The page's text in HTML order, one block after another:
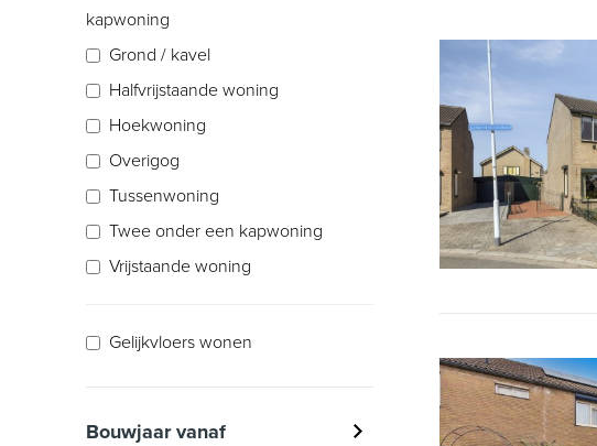
Westdorpe
Zaamslag
Zuiddorpe
kapwoning
Grond / kavel
Halfvrijstaande woning
Hoekwoning
Overigog
Tussenwoning
Twee onder een kapwoning
Vrijstaande woning
Gelijkvloers wonen
Bouwjaar vanaf